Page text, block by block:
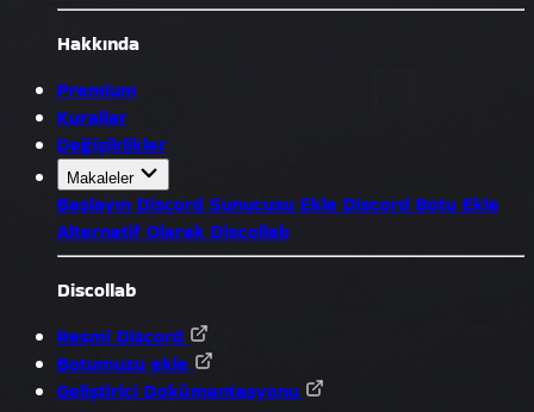
Hakkında
Premium
Kurallar
Değişiklikler
Makaleler
Başlayın Discord Sunucusu Ekle Discord Botu Ekle
Alternatif Olarak Discollab
Discollab
Resmî Discord
Botumuzu ekle
Geliştirici Dokümantasyonu